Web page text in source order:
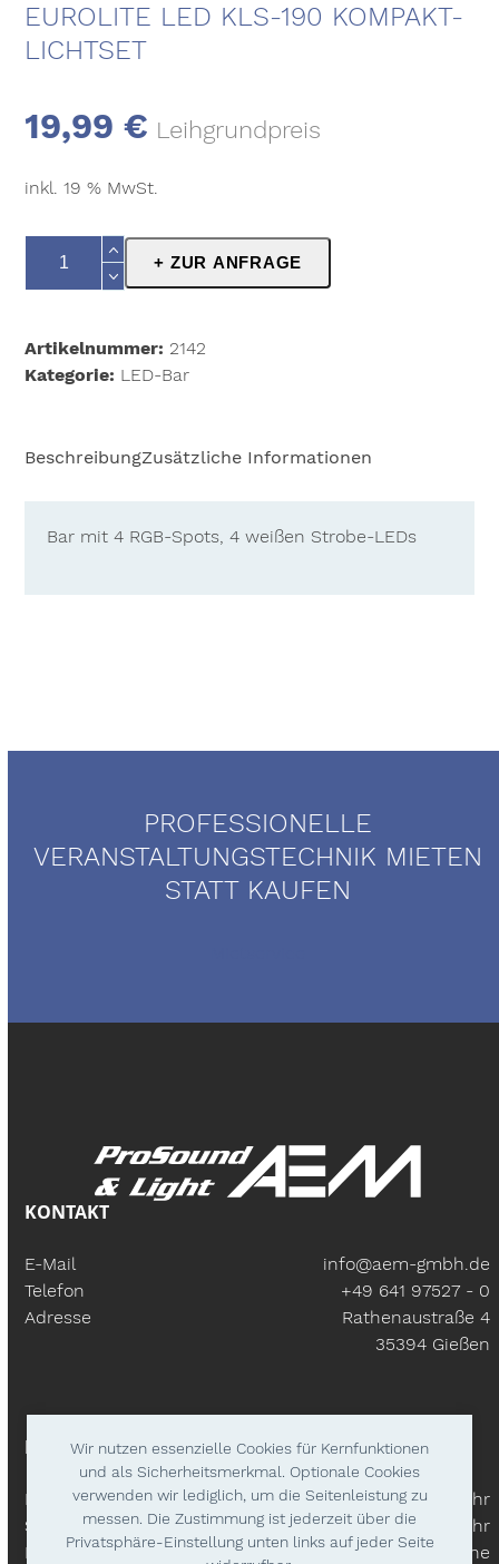
Wir nutzen essenzielle Cookies für Kernfunktionen
und als Sicherheitsmerkmal. Optionale Cookies
verwenden wir lediglich, um die Seitenleistung zu
messen. Die Zustimmung ist jederzeit über die
Privatsphäre-Einstellung unten links auf jeder Seite
EUROLITE LED KLS-190 KOMPAKT-
LICHTSET
19,99€ Leihgrundpreis
inkl. 19 % MwSt.
Kompakt-
Lichtset
+ ZUR ANFRAGE
Artikelnummer: 2142
Kategorie: LED-Bar
BeschreibungZusätzliche Informationen
Bar mit 4 RGB-Spots, 4 weißen Strobe-LEDs
PROFESSIONELLE
VERANSTALTUNGSTECHNIK MIETEN
STATT KAUFEN
KONTAKT
E-Mail
info@aem-gmbh.de
Telefon
+49 641 97527 - 0
Adresse
Rathenaustraße 4
35394 Gießen
BÜROZEITEN
Mo – Fr:
9.30 Uhr - 18.00 Uhr
Samstags
9.30 Uhr - 14.00 Uhr
Lieferzeiten
Nach Absprache